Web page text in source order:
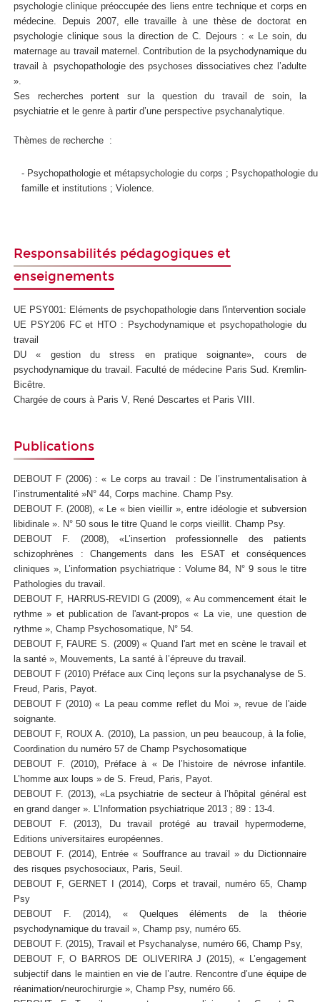
psychologie clinique préoccupée des liens entre technique et corps en
médecine. Depuis 2007, elle travaille à une thèse de doctorat en
psychologie clinique sous la direction de C. Dejours : « Le soin, du
maternage au travail maternel. Contribution de la psychodynamique du
travail à psychopathologie des psychoses dissociatives chez l’adulte
».
Ses recherches portent sur la question du travail de soin, la
psychiatrie et le genre à partir d’une perspective psychanalytique.
Thèmes de recherche :
- Psychopathologie et métapsychologie du corps ; Psychopathologie
famille et institutions ; Violence.
Responsabilités pédagogiques et
enseignements
UE PSY001: Eléments de psychopathologie dans l'intervention sociale
UE PSY206 FC et HTO : Psychodynamique et psychopathologie du
travail
DU « gestion du stress en pratique soignante», cours de
psychodynamique du travail. Faculté de médecine Paris Sud. Kremlin-
Bicêtre.
Chargée de cours à Paris V, René Descartes et Paris VIII.
Publications
DEBOUT F (2006) : « Le corps au travail : De l’instrumentalisation à
l’instrumentalité »N° 44, Corps machine. Champ Psy.
DEBOUT F. (2008), « Le « bien vieillir », entre idéologie et subversion
libidinale ». N° 50 sous le titre Quand le corps vieillit. Champ Psy.
DEBOUT F. (2008), «L’insertion professionnelle des patients
schizophrènes : Changements dans les ESAT et conséquences
cliniques », L’information psychiatrique : Volume 84, N° 9 sous le titre
Pathologies du travail.
DEBOUT F, HARRUS-REVIDI G (2009), « Au commencement était le
rythme » et publication de l'avant-propos « La vie, une question de
rythme », Champ Psychosomatique, N° 54.
DEBOUT F, FAURE S. (2009) « Quand l'art met en scène le travail et
la santé », Mouvements, La santé à l’épreuve du travail.
DEBOUT F (2010) Préface aux Cinq leçons sur la psychanalyse de S.
Freud, Paris, Payot.
DEBOUT F (2010) « La peau comme reflet du Moi », revue de l'aide
soignante.
DEBOUT F, ROUX A. (2010), La passion, un peu beaucoup, à la folie,
Coordination du numéro 57 de Champ Psychosomatique
DEBOUT F. (2010), Préface à « De l’histoire de névrose infantile.
L’homme aux loups » de S. Freud, Paris, Payot.
DEBOUT F. (2013), «La psychiatrie de secteur à l’hôpital général est
en grand danger ». L’Information psychiatrique 2013 ; 89 : 13-4.
DEBOUT F. (2013), Du travail protégé au travail hypermoderne,
Editions universitaires européennes.
DEBOUT F. (2014), Entrée « Souffrance au travail » du Dictionnaire
des risques psychosociaux, Paris, Seuil.
DEBOUT F, GERNET I (2014), Corps et travail, numéro 65, Champ
Psy
DEBOUT F. (2014), « Quelques éléments de la théorie
psychodynamique du travail », Champ psy, numéro 65.
DEBOUT F. (2015), Travail et Psychanalyse, numéro 66, Champ Psy,
DEBOUT F, O BARROS DE OLIVERIRA J (2015), « L’engagement
subjectif dans le maintien en vie de l’autre. Rencontre d’une équipe de
réanimation/neurochirurgie », Champ Psy, numéro 66.